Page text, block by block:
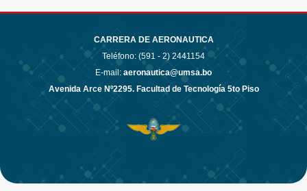
CARRERA DE AERONAUTICA
Teléfono: (591 - 2) 2441154
E-mail: aeronautica@umsa.bo
Avenida Arce Nº2295. Facultad de Tecnología 5to Piso